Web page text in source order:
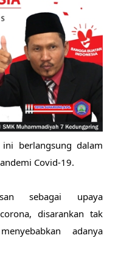
berlangsung dalam
Covid-19.
sebagai upaya
disarankan tak
adanya